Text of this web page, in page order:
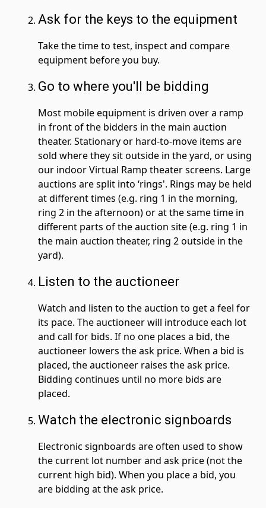
Ask for the keys to the equipment
Take the time to test, inspect and compare
equipment before you buy.
Go to where you'll be bidding
Most mobile equipment is driven over a ramp
in front of the bidders in the main auction
theater. Stationary or hard-to-move items are
sold where they sit outside in the yard, or using
our indoor Virtual Ramp theater screens. Large
auctions are split into ‘rings'. Rings may be held
at different times (e.g. ring 1 in the morning,
ring 2 in the afternoon) or at the same time in
different parts of the auction site (e.g. ring 1 in
the main auction theater, ring 2 outside in the
yard).
Listen to the auctioneer
Watch and listen to the auction to get a feel for
its pace. The auctioneer will introduce each lot
and call for bids. If no one places a bid, the
auctioneer lowers the ask price. When a bid is
placed, the auctioneer raises the ask price.
Bidding continues until no more bids are
placed.
Watch the electronic signboards
Electronic signboards are often used to show
the current lot number and ask price (not the
current high bid). When you place a bid, you
are bidding at the ask price.